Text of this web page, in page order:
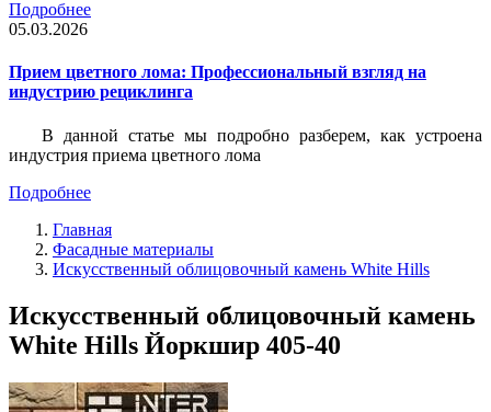
Подробнее
05.03.2026
Прием цветного лома: Профессиональный взгляд на
индустрию рециклинга
В данной статье мы подробно разберем, как устроена
индустрия приема цветного лома
Подробнее
Главная
Фасадные материалы
Искусственный облицовочный камень White Hills
Искусственный облицовочный камень
White Hills Йоркшир 405-40